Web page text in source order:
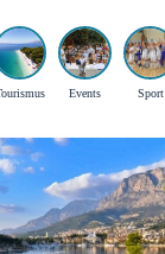
Events Sport